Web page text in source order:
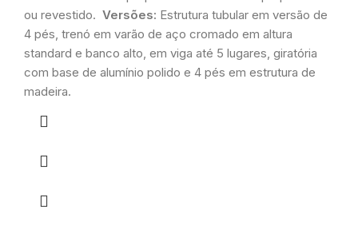
ou revestido. Versões: Estrutura tubular em versão de
4 pés, trenó em varão de aço cromado em altura
standard e banco alto, em viga até 5 lugares, giratória
com base de alumínio polido e 4 pés em estrutura de
madeira.